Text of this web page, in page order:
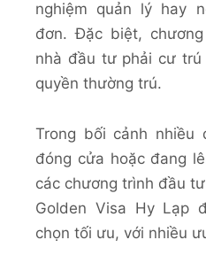
nghiệm quản lý hay
đơn. Đặc biệt,
nhà đầu tư phải cư
quyền thường trú.
Trong bối cảnh nhiều
đóng cửa hoặc đang
các chương trình đầu
Golden Visa Hy Lạp
chọn tối ưu, với nhiều